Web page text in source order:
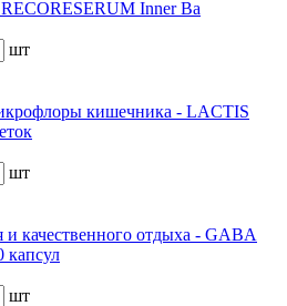
Inner Ba
шт
кишечника - LACTIS
шт
и качественного отдыха - GABA
капсул
шт